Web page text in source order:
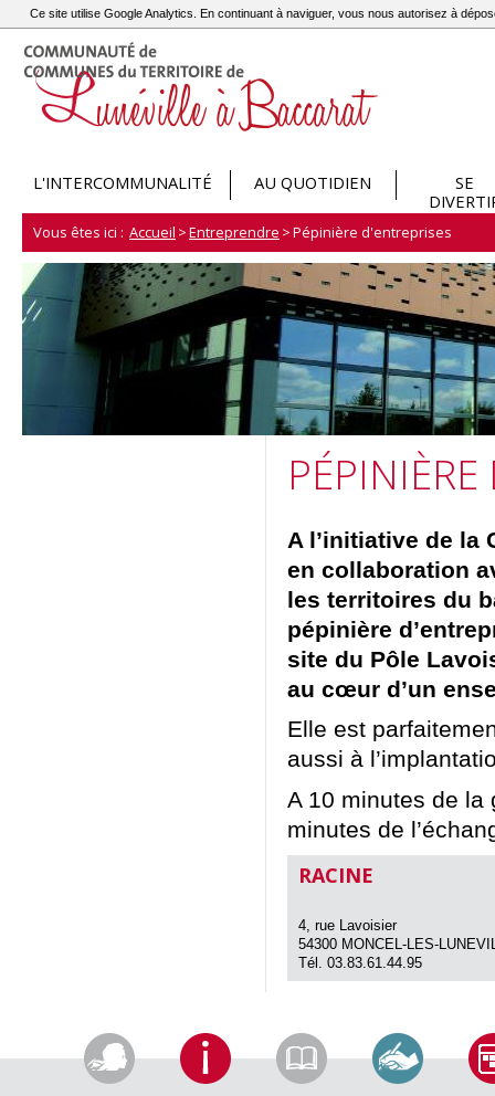
Ce site utilise Google Analytics. En continuant à naviguer, vous nous autorisez à
Vous êtes ici : Accueil >Entreprendre >Pépinière d'entreprises
L'INTERCOMMUNALITÉ AU QUOTIDIEN
SE
A l’initiative de la
en collaboration
les territoires du
pépinière
site du Pôle
au cœur d’un
Elle est
aussi à
A 10 minutes de la
minutes de
RACINE
4, rue Lavoisier
54300 MONCEL-LES-
Tél. 03.83.61.44.95